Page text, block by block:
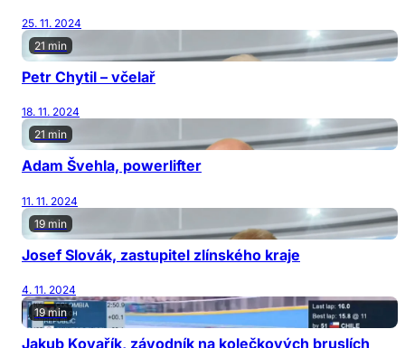
25. 11. 2024
21 min
Petr Chytil – včelař
18. 11. 2024
21 min
Adam Švehla, powerlifter
11. 11. 2024
19 min
Josef Slovák, zastupitel zlínského kraje
4. 11. 2024
19 min
Jakub Kovařík, závodník na kolečkových bruslích